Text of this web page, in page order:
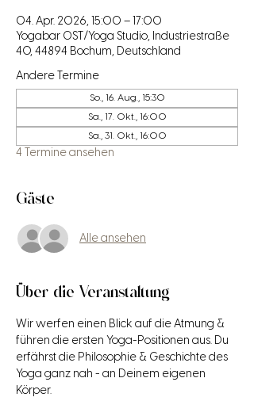
04. Apr. 2026, 15:00 – 17:00
Yogabar OST/Yoga Studio, Industriestraße
40, 44894 Bochum, Deutschland
Andere Termine
So., 16. Aug., 15:30
Sa., 17. Okt., 16:00
Sa., 31. Okt., 16:00
4 Termine ansehen
Gäste
Alle ansehen
Über die Veranstaltung
Wir werfen einen Blick auf die Atmung &
führen die ersten Yoga-Positionen aus. Du
erfährst die Philosophie & Geschichte des
Yoga ganz nah - an Deinem eigenen
Körper.